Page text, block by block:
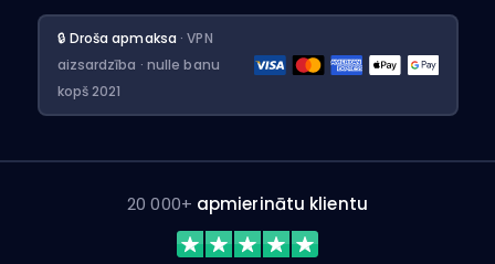
🔒 Droša apmaksa · VPN
aizsardzība · nulle banu
kopš 2021
20 000+ apmierinātu klientu